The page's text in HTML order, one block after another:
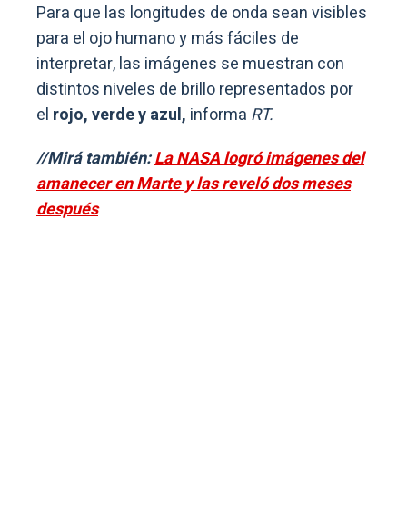
Para que las longitudes de onda sean visibles
para el ojo humano y más fáciles de
interpretar, las imágenes se muestran con
distintos niveles de brillo representados por
el rojo, verde y azul, informa RT.
//Mirá también:La NASA logró imágenes del
amanecer en Marte y las reveló dos meses
después